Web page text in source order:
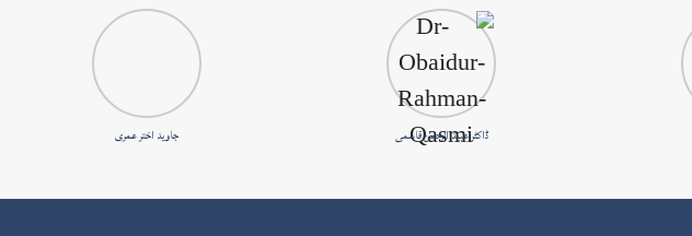
ڈاکٹر عبید الرحمن قاسمی جاوید اختر عمری